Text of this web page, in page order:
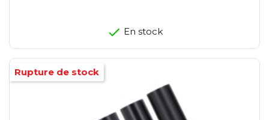
En stock
Rupture de stock